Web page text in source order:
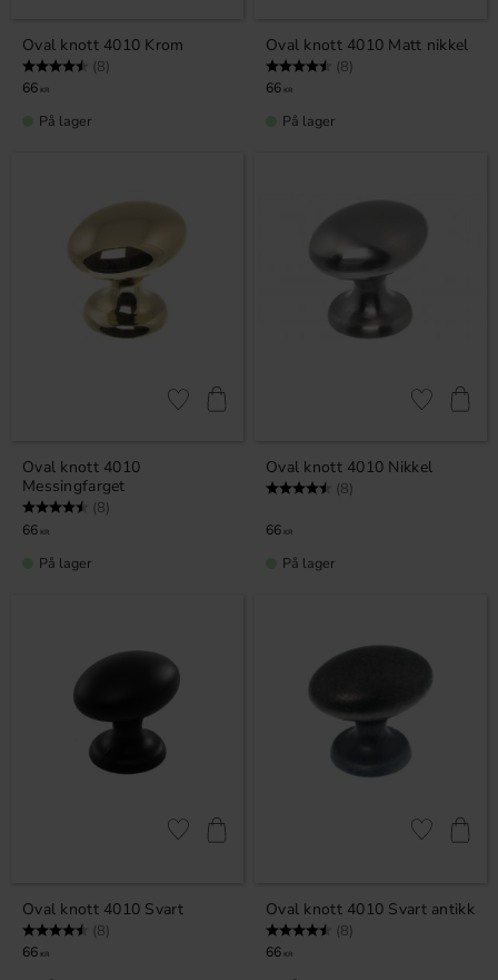
Oval knott 4010 Krom
Karakter: (8)
66 KR
På lager
Oval knott 4010 Matt nikkel
Karakter: (8)
66 KR
På lager
Oval knott 4010
Messingfarget
Karakter: (8)
66 KR
Lagre som favoritt
På lager
Oval knott 4010 Nikkel
Karakter: (8)
66 KR
Lagre som
På lager
Oval knott 4010 Svart
Karakter: (8)
66 KR
Lagre som favoritt
Oval knott 4010 Svart antikk
Karakter: (8)
66 KR
Lagre som